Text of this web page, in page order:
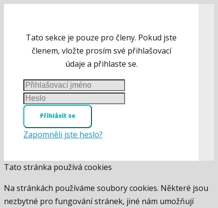
Tato sekce je pouze pro členy. Pokud jste
členem, vložte prosím své přihlašovací
údaje a přihlaste se.
Přihlásit se
Zapomněli jste heslo?
Tato stránka používá cookies
Na stránkách používáme soubory cookies. Některé jsou
nezbytné pro fungování stránek, jiné nám umožňují